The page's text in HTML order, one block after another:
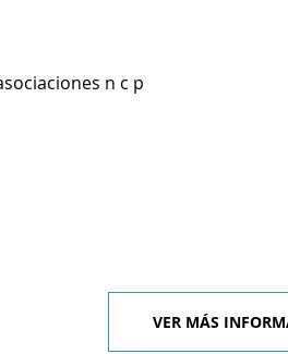
n c p
VER MÁS